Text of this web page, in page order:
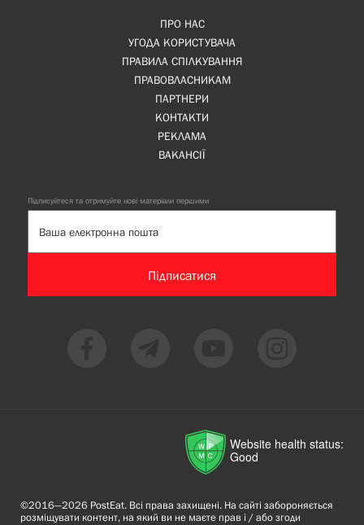
ПРО НАС
УГОДА КОРИСТУВАЧА
ПРАВИЛА СПІЛКУВАННЯ
ПРАВОВЛАСНИКАМ
ПАРТНЕРИ
КОНТАКТИ
РЕКЛАМА
ВАКАНСІЇ
Підписуйтеся та отримуйте нові матеріали першими
Підписатися
Website health status:
Good
©2016—2026 PostEat. Всі права захищені. На сайті забороняється
розміщувати контент, на який ви не маєте прав і / або згоди